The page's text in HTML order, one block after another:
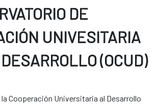
DE
UNIVESITARIA
(OCUD)
Cooperación Universitaria al Desarrollo